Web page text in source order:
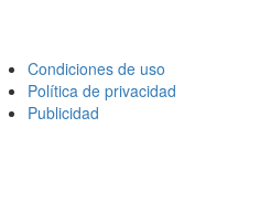
Condiciones de uso
Política de privacidad
Publicidad